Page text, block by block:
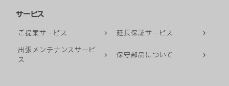
サービス
ご提案サービス 延長保証サービス
出張メンテナンスサービ
ス
保守部品について